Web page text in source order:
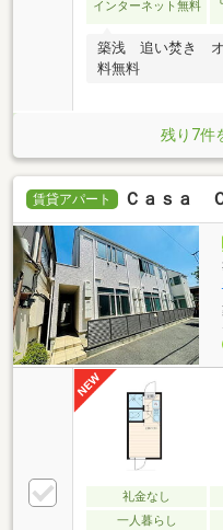
インターネット無料
築浅 追い焚き オ
料無料
残り7件
賃貸アパート Ｃａｓａ
礼金なし
一人暮らし